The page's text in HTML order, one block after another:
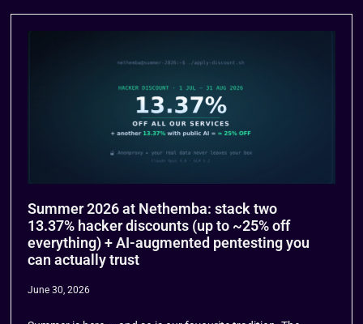
Summer 2026 at Nethemba: stack two
13.37% hacker discounts (up to ~25% off
everything) + AI-augmented pentesting you
can actually trust
June 30, 2026